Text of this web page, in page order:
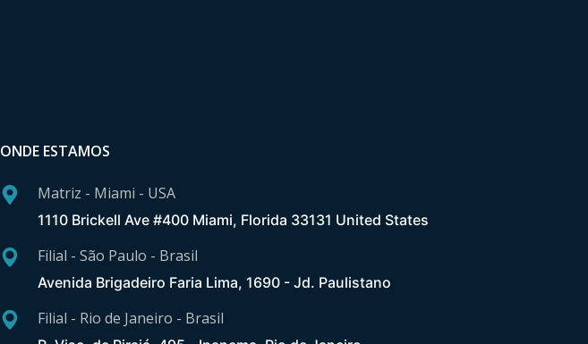
ONDE ESTAMOS
Matriz - Miami - USA
1110 Brickell Ave #400 Miami, Florida 33131 United States
Filial - São Paulo - Brasil
Avenida Brigadeiro Faria Lima, 1690 - Jd. Paulistano
Filial - Rio de Janeiro - Brasil